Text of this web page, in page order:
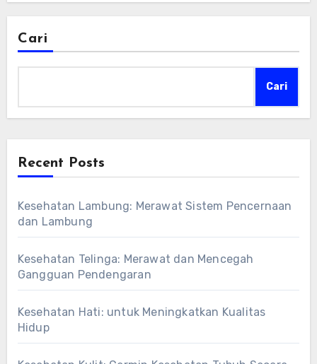
Cari
Cari
Recent Posts
Kesehatan Lambung: Merawat Sistem Pencernaan
dan Lambung
Kesehatan Telinga: Merawat dan Mencegah
Gangguan Pendengaran
Kesehatan Hati: untuk Meningkatkan Kualitas
Hidup